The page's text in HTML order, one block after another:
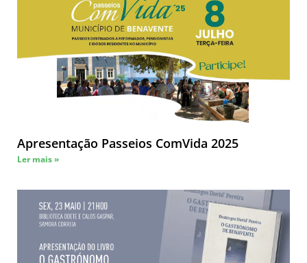
Apresentação Passeios ComVida 2025
Ler mais »